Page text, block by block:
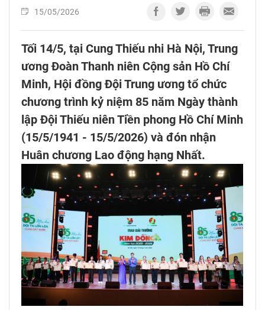
15/05/2026
Tối 14/5, tại Cung Thiếu nhi Hà Nội, Trung
ương Đoàn Thanh niên Cộng sản Hồ Chí
Minh, Hội đồng Đội Trung ương tổ chức
chương trình kỷ niệm 85 năm Ngày thành
lập Đội Thiếu niên Tiền phong Hồ Chí Minh
(15/5/1941 - 15/5/2026) và đón nhận
Huân chương Lao động hạng Nhất.